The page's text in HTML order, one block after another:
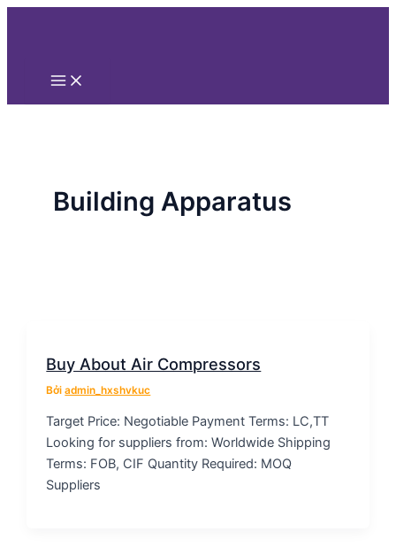
Nhảy
Main
Building Apparatus
Buy About Air Compressors
Bởiadmin_hxshvkuc
Target Price: Negotiable Payment Terms: LC,TT
Looking for suppliers from: Worldwide Shipping
Terms: FOB, CIF Quantity Required: MOQ
Suppliers